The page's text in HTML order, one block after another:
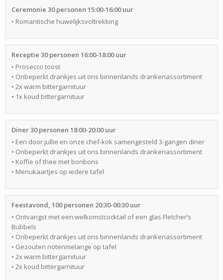
Ceremonie 30 personen 15:00-16:00 uur
• Romantische huwelijksvoltrekking
Receptie 30 personen 16:00-18:00 uur
• Prosecco toost
• Onbeperkt drankjes uit ons binnenlands drankenassortiment
• 2x warm bittergarnituur
• 1x koud bittergarnituur
Diner 30 personen 18:00-20:00 uur
• Een door jullie en onze chef-kok samengesteld 3-gangen diner
• Onbeperkt drankjes uit ons binnenlands drankenassortiment
• Koffie of thee met bonbons
• Menukaartjes op iedere tafel
Feestavond, 100 personen 20:30-00:30 uur
• Ontvangst met een welkomstcocktail of een glas Fletcher’s
Bubbels
• Onbeperkt drankjes uit ons binnenlands drankenassortiment
• Gezouten notenmelange op tafel
• 2x warm bittergarnituur
• 2x koud bittergarnituur